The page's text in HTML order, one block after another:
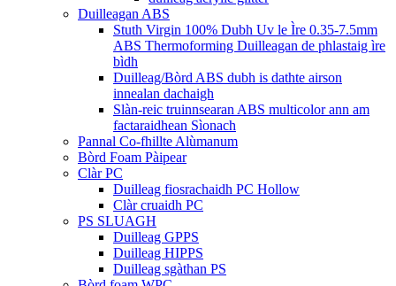
Duilleagan ABS
Stuth Virgin 100% Dubh Uv le Ìre 0.35-7.5mm
ABS Thermoforming Duilleagan de phlastaig ìre
bìdh
Duilleag/Bòrd ABS dubh is dathte airson
innealan dachaigh
Slàn-reic truinnsearan ABS multicolor ann am
factaraidhean Sìonach
Pannal Co-fhillte Alùmanum
Bòrd Foam Pàipear
Clàr PC
Duilleag fiosrachaidh PC Hollow
Clàr cruaidh PC
PS SLUAGH
Duilleag GPPS
Duilleag HIPPS
Duilleag sgàthan PS